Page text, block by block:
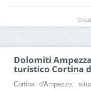
Dolomiti
turistico Cortina
Cortina d'Ampezzo,